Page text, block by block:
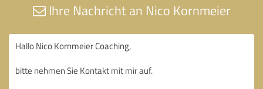
Ihre Nachricht an Nico Kornmeier